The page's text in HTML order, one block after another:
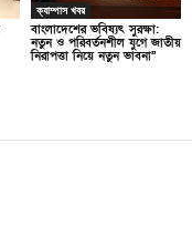
ক্যাম্পাস খবর
বাংলাদেশের ভবিষ্যৎ সুরক্ষা:
নতুন ও পরিবর্তনশীল যুগে জাতীয়
নিরাপত্তা নিয়ে নতুন ভাবনা”